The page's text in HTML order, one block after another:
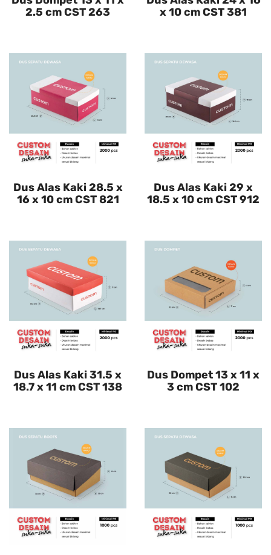
2.5 cm CST 263
x 10 cm CST 381
Dus Alas Kaki 28.5 x
16 x 10 cm CST 821
Dus Alas Kaki 29 x
18.5 x 10 cm CST 912
Dus Alas Kaki 31.5 x
18.7 x 11 cm CST 138
Dus Dompet 13 x 11 x
3 cm CST 102